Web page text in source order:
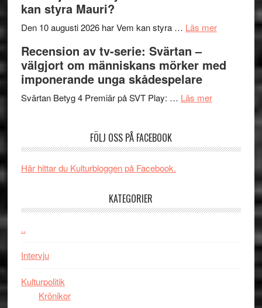
teater
´s
rolig
spännande
Chan
kan styra Mauri?
Den 10 augusti 2026 har Vem kan styra … Läs merom
valet
kan
Recension av tv-serie: Svärtan –
välgjort om människans mörker med
imponerande unga skådespelare
Svärtan Betyg 4 Premiär på SVT Play: … Läs merom
serie:
om
FÖLJ OSS PÅ FACEBOOK
Här hittar du Kulturbloggen på Facebook.
KATEGORIER
..
Intervju
Kulturpolitik
Krönikor